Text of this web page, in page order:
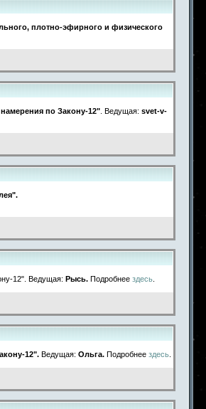
плотно-эфирного и физического
по Закону-12" . Ведущая: svet-v-
12". Ведущая: Рысь. Подробнее здесь
12". Ведущая: Ольга. Подробнее здесь